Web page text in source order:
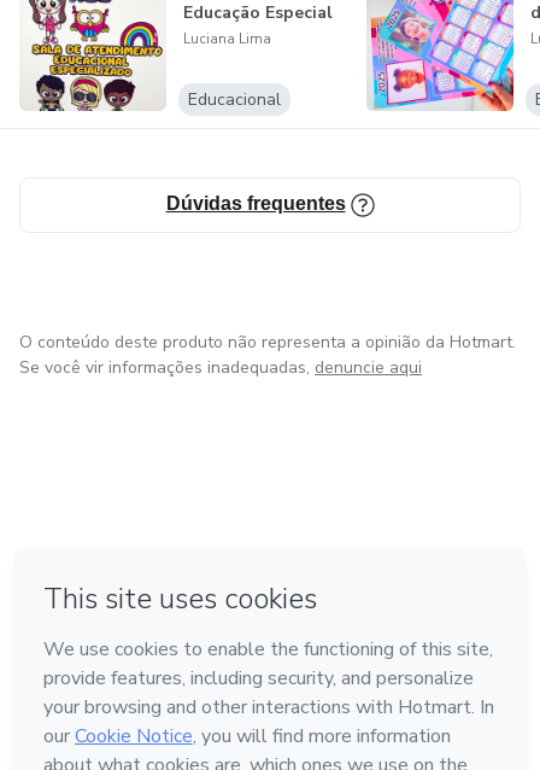
Educação Especial
Luciana Lima
Educacional
Dúvidas frequentes
O conteúdo deste produto não representa a opinião da Hotmart.
Se você vir informações inadequadas, denuncie aqui
Feito com ❤ na Cidade do México
Conheça a Hotmart